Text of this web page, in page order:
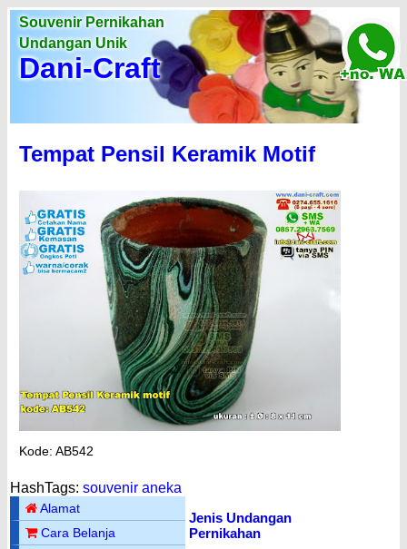
Souvenir Pernikahan
Undangan Unik
Dani-Craft
Tempat Pensil Keramik Motif
Kode: AB542
HashTags: souvenir aneka
Alamat
Cara Belanja
Jenis Undangan
Pernikahan